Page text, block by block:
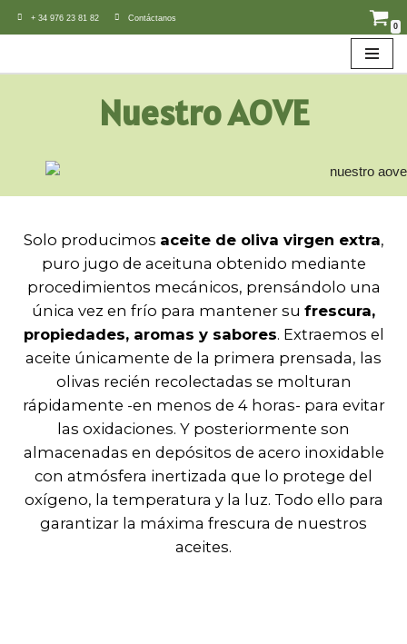
al
+ 34 976 23 81 82
Contáctanos
0
Nuestro AOVE
Solo producimos aceite de oliva virgen extra,
puro jugo de aceituna obtenido mediante
procedimientos mecánicos, prensándolo una
única vez en frío para mantener su frescura,
propiedades, aromas y sabores. Extraemos el
aceite únicamente de la primera prensada, las
olivas recién recolectadas se molturan
rápidamente -en menos de 4 horas- para evitar
las oxidaciones. Y posteriormente son
almacenadas en depósitos de acero inoxidable
con atmósfera inertizada que lo protege del
oxígeno, la temperatura y la luz. Todo ello para
garantizar la máxima frescura de nuestros
aceites.